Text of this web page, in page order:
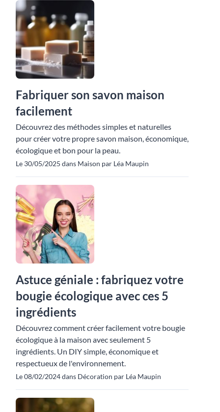
Fabriquer son savon maison
facilement
Découvrez des méthodes simples et naturelles
pour créer votre propre savon maison, économique,
écologique et bon pour la peau.
Le 30/05/2025 dans Maison par Léa Maupin
Astuce géniale : fabriquez votre
bougie écologique avec ces 5
ingrédients
Découvrez comment créer facilement votre bougie
écologique à la maison avec seulement 5
ingrédients. Un DIY simple, économique et
respectueux de l'environnement.
Le 08/02/2024 dans Décoration par Léa Maupin